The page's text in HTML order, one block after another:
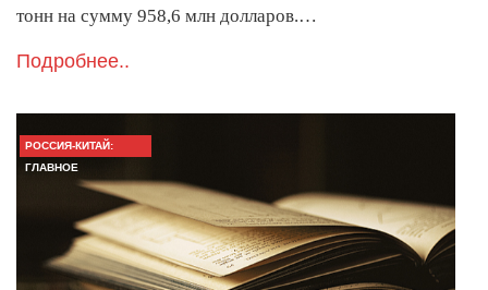
тонн на сумму 958,6 млн долларов.…
Подробнее..
РОССИЯ-КИТАЙ:
ГЛАВНОЕ